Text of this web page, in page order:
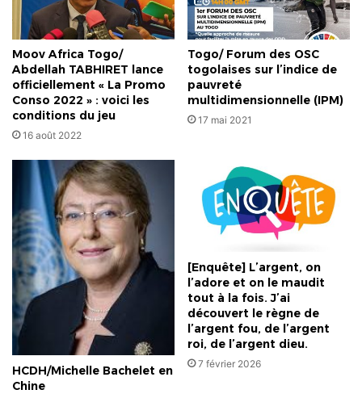
Moov Africa Togo/
Abdellah TABHIRET lance
officiellement « La Promo
Conso 2022 » : voici les
conditions du jeu
16 août 2022
Togo/ Forum des OSC
togolaises sur l’indice de
pauvreté
multidimensionnelle (IPM)
17 mai 2021
HCDH/Michelle Bachelet en
Chine
[Enquête] L’argent, on
l’adore et on le maudit
tout à la fois. J’ai
découvert le règne de
l’argent fou, de l’argent
roi, de l’argent dieu.
7 février 2026